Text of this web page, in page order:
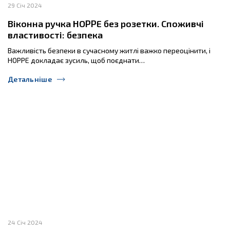
29 Січ 2024
Віконна ручка HOPPE без розетки. Споживчі
властивості: безпека
Важливість безпеки в сучасному житлі важко переоцінити, і
HOPPE докладає зусиль, щоб поєднати…
Детальніше
24 Січ 2024